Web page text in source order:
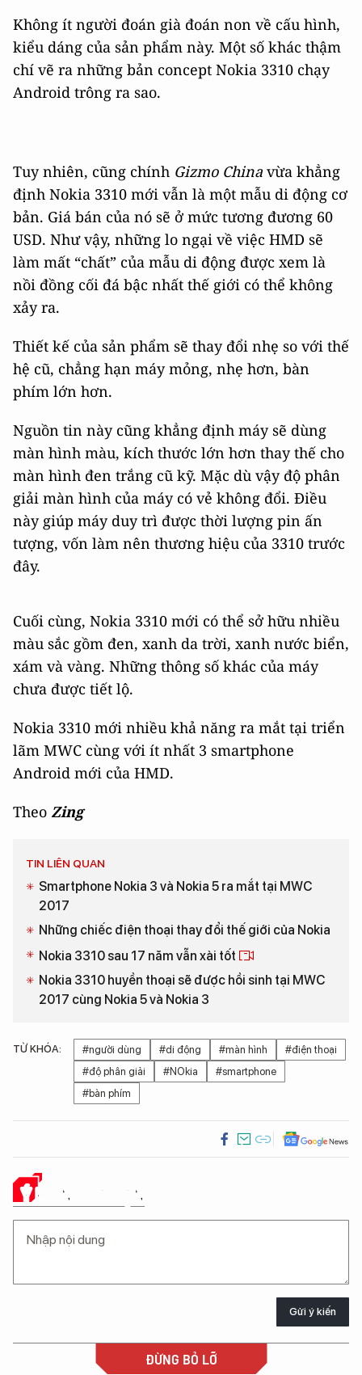
Không ít người đoán già đoán non về cấu hình,
kiểu dáng của sản phẩm này. Một số khác thậm
chí vẽ ra những bản concept Nokia 3310 chạy
Android trông ra sao.
Tuy nhiên, cũng chính Gizmo China vừa khẳng
định Nokia 3310 mới vẫn là một mẫu di động cơ
bản. Giá bán của nó sẽ ở mức tương đương 60
USD. Như vậy, những lo ngại về việc HMD sẽ
làm mất “chất” của mẫu di động được xem là
nồi đồng cối đá bậc nhất thế giới có thể không
xảy ra.
Thiết kế của sản phẩm sẽ thay đổi nhẹ so với thế
hệ cũ, chẳng hạn máy mỏng, nhẹ hơn, bàn
phím lớn hơn.
Nguồn tin này cũng khẳng định máy sẽ dùng
màn hình màu, kích thước lớn hơn thay thế cho
màn hình đen trắng cũ kỹ. Mặc dù vậy độ phân
giải màn hình của máy có vẻ không đổi. Điều
này giúp máy duy trì được thời lượng pin ấn
tượng, vốn làm nên thương hiệu của 3310 trước
đây.
Cuối cùng, Nokia 3310 mới có thể sở hữu nhiều
màu sắc gồm đen, xanh da trời, xanh nước biển,
xám và vàng. Những thông số khác của máy
chưa được tiết lộ.
Nokia 3310 mới nhiều khả năng ra mắt tại triển
lãm MWC cùng với ít nhất 3 smartphone
Android mới của HMD.
Theo Zing
TIN LIÊN QUAN
Smartphone Nokia 3 và Nokia 5 ra mắt tại MWC
2017
Những chiếc điện thoại thay đổi thế giới của Nokia
Nokia 3310 sau 17 năm vẫn xài tốt
Nokia 3310 huyền thoại sẽ được hồi sinh tại MWC
2017 cùng Nokia 5 và Nokia 3
TỪ KHÓA: #người dùng #di động #màn hình
#điện thoại
#độ phân giải
#NOkia
#smartphone
#bàn phím
Ý KIẾN CỦA BẠN
Gửi ý kiến
ĐỪNG BỎ LỠ